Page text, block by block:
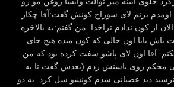
بزنم لای سوراخ کونش گفت:آقا چکار
از کون ندادم تراخدا. من گفتم:به بالاخره
باش بابا اون حالی که کون میده هیچ جای
آقا اون لای پاشو سفت کرده بود که من
محکم روی باسنش زدم (بعدش گفت تا یه
دید عصبانی شدم کونشو شل کرد. یه دو